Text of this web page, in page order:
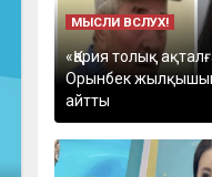
МЫСЛИ ВСЛУХ!
«Қария толық
Орынбек
айтты